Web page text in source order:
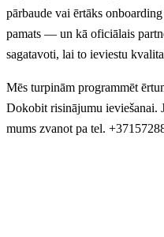
pārbaude vai ērtāks
pamats — un kā oficiālais
sagatavoti, lai to ieviestu
Mēs turpinām programmēt
Dokobit risinājumu ieviešanai.
mums zvanot pa tel.